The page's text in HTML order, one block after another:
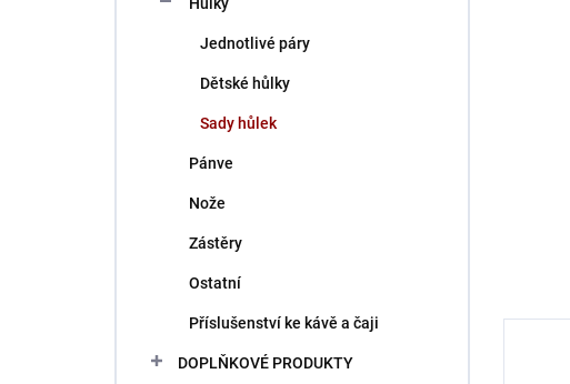
Jednotlivé páry
Dětské hůlky
Sady hůlek
Pánve
Nože
Zástěry
Ostatní
Příslušenství ke kávě a čaji
DOPLŇKOVÉ PRODUKTY